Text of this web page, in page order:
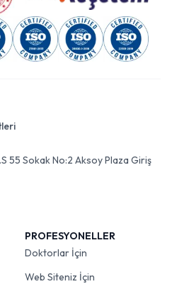
55 Sokak No:2 Aksoy Plaza Giriş
PROFESYONELLER
Doktorlar İçin
Web Siteniz İçin